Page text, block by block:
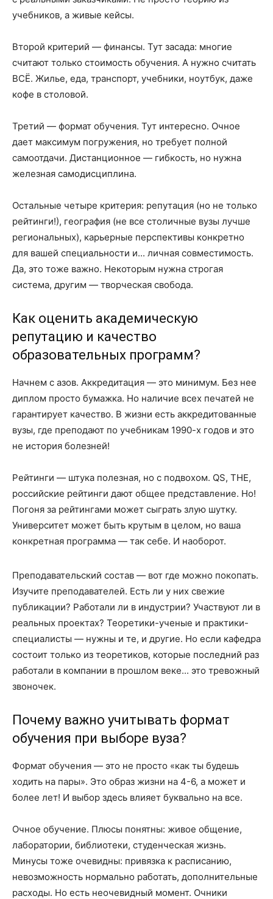
учебников, а живые кейсы.
Второй критерий — финансы. Тут засада: многие
считают только стоимость обучения. А нужно считать
ВСЁ. Жилье, еда, транспорт, учебники, ноутбук, даже
кофе в столовой.
Третий — формат обучения. Тут интересно. Очное
дает максимум погружения, но требует полной
самоотдачи. Дистанционное — гибкость, но нужна
железная самодисциплина.
Остальные четыре критерия: репутация (но не только
рейтинги!), география (не все столичные вузы лучше
региональных), карьерные перспективы конкретно
для вашей специальности и... личная совместимость.
Да, это тоже важно. Некоторым нужна строгая
система, другим — творческая свобода.
Как оценить академическую
репутацию и качество
образовательных программ?
Начнем с азов. Аккредитация — это минимум. Без нее
диплом просто бумажка. Но наличие всех печатей не
гарантирует качество. В жизни есть аккредитованные
вузы, где преподают по учебникам 1990-х годов и это
не история болезней!
Рейтинги — штука полезная, но с подвохом. QS, THE,
российские рейтинги дают общее представление. Но!
Погоня за рейтингами может сыграть злую шутку.
Университет может быть крутым в целом, но ваша
конкретная программа — так себе. И наоборот.
Преподавательский состав — вот где можно покопать.
Изучите преподавателей. Есть ли у них свежие
публикации? Работали ли в индустрии? Участвуют ли в
реальных проектах? Теоретики-ученые и практики-
специалисты — нужны и те, и другие. Но если кафедра
состоит только из теоретиков, которые последний раз
работали в компании в прошлом веке... это тревожный
звоночек.
Почему важно учитывать формат
обучения при выборе вуза?
Формат обучения — это не просто «как ты будешь
ходить на пары». Это образ жизни на 4-6, а может и
более лет! И выбор здесь влияет буквально на все.
Очное обучение. Плюсы понятны: живое общение,
лаборатории, библиотеки, студенческая жизнь.
Минусы тоже очевидны: привязка к расписанию,
невозможность нормально работать, дополнительные
расходы. Но есть неочевидный момент. Очники